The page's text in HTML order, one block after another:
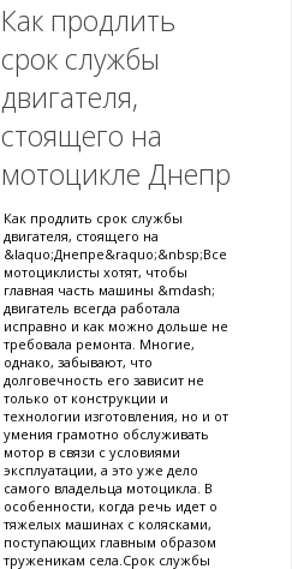
Как продлить
срок службы
двигателя,
стоящего на
мотоцикле Днепр
Как продлить срок службы
двигателя, стоящего на
&laquo;Днепре&raquo;&nbsp;Все
мотоциклисты хотят, чтобы
главная часть машины &mdash;
двигатель всегда работала
исправно и как можно дольше не
требовала ремонта. Многие,
однако, забывают, что
долговечность его зависит не
только от конструкции и
технологии изготовления, но и от
умения грамотно обслуживать
мотор в связи с условиями
эксплуатации, а это уже дело
самого владельца мотоцикла. В
особенности, когда речь идет о
тяжелых машинах с колясками,
поступающих главным образом
труженикам села.Срок службы